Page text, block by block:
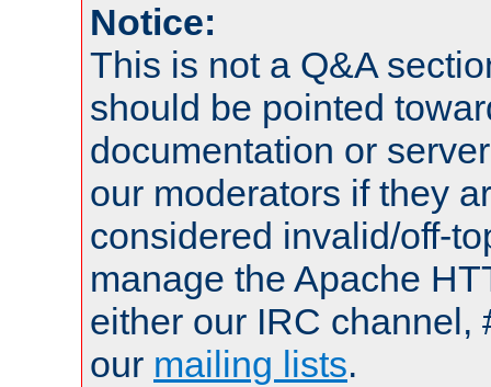
Notice:
This is not a Q&A
should be pointed
documentation or
our moderators if they
considered invalid/off-
manage the Apache
either our IRC channel,
our mailing lists.